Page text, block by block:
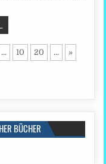
... 10 20 ... »
BÜCHER